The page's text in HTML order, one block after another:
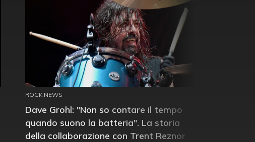
ROCK NEWS
Dave Grohl: "Non so contare il tempo
quando suono la batteria". La storia
della collaborazione con Trent Reznor